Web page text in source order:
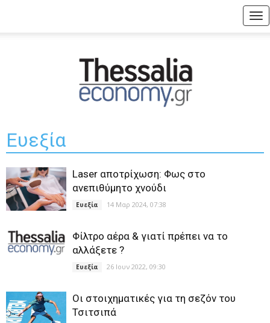
Ευεξία
Laser αποτρίχωση: Φως στο
ανεπιθύμητο χνούδι
Ευεξία 14 Μαρ 2024, 07:38
Φίλτρο αέρα & γιατί πρέπει να το
αλλάξετε ?
Ευεξία 26 Ιουν 2022, 09:30
Οι στοιχηματικές για τη σεζόν του
Τσιτσιπά